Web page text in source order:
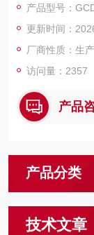
m；
4、建议设备摆
外；
5、建议设备周
产品型号：
更新时间：
厂商性质：生
访问量：2357
产品
产品分类
技术文章